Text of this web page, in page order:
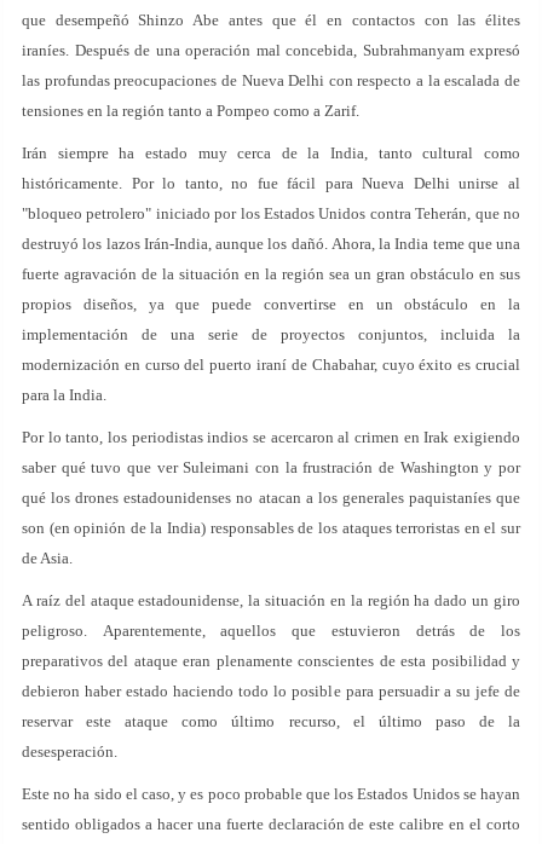
que desempeñó Shinzo Abe antes que él en contactos con las élites
iraníes. Después de una operación mal concebida, Subrahmanyam expresó
las profundas preocupaciones de Nueva Delhi con respecto a la escalada de
tensiones en la región tanto a Pompeo como a Zarif.
Irán siempre ha estado muy cerca de la India, tanto cultural como
históricamente. Por lo tanto, no fue fácil para Nueva Delhi unirse al
"bloqueo petrolero" iniciado por los Estados Unidos contra Teherán, que no
destruyó los lazos Irán-India, aunque los dañó. Ahora, la India teme que una
fuerte agravación de la situación en la región sea un gran obstáculo en sus
propios diseños, ya que puede convertirse en un obstáculo en la
implementación de una serie de proyectos conjuntos, incluida la
modernización en curso del puerto iraní de Chabahar, cuyo éxito es crucial
para la India.
Por lo tanto, los periodistas indios se acercaron al crimen en Irak exigiendo
saber qué tuvo que ver Suleimani con la frustración de Washington y por
qué los drones estadounidenses no atacan a los generales paquistaníes que
son (en opinión de la India) responsables de los ataques terroristas en el sur
de Asia.
A raíz del ataque estadounidense, la situación en la región ha dado un giro
peligroso. Aparentemente, aquellos que estuvieron detrás de los
preparativos del ataque eran plenamente conscientes de esta posibilidad y
debieron haber estado haciendo todo lo posible para persuadir a su jefe de
reservar este ataque como último recurso, el último paso de la
desesperación.
Este no ha sido el caso, y es poco probable que los Estados Unidos se hayan
sentido obligados a hacer una fuerte declaración de este calibre en el corto